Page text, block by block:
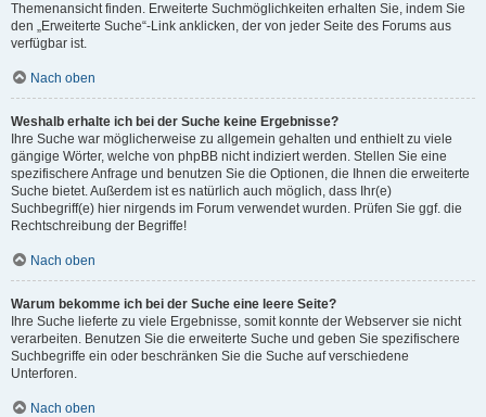
Themenansicht finden. Erweiterte Suchmöglichkeiten erhalten Sie, indem Sie
den „Erweiterte Suche“-Link anklicken, der von jeder Seite des Forums aus
verfügbar ist.
Nach oben
Weshalb erhalte ich bei der Suche keine Ergebnisse?
Ihre Suche war möglicherweise zu allgemein gehalten und enthielt zu viele
gängige Wörter, welche von phpBB nicht indiziert werden. Stellen Sie eine
spezifischere Anfrage und benutzen Sie die Optionen, die Ihnen die erweiterte
Suche bietet. Außerdem ist es natürlich auch möglich, dass Ihr(e)
Suchbegriff(e) hier nirgends im Forum verwendet wurden. Prüfen Sie ggf. die
Rechtschreibung der Begriffe!
Nach oben
Warum bekomme ich bei der Suche eine leere Seite?
Ihre Suche lieferte zu viele Ergebnisse, somit konnte der Webserver sie nicht
verarbeiten. Benutzen Sie die erweiterte Suche und geben Sie spezifischere
Suchbegriffe ein oder beschränken Sie die Suche auf verschiedene
Unterforen.
Nach oben